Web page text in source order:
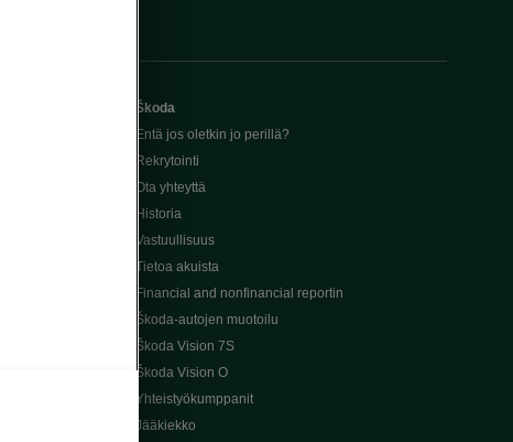
Škoda
Entä jos oletkin jo perillä?
Rekrytointi
Ota yhteyttä
Historia
Vastuullisuus
Tietoa akuista
Financial and nonfinancial reportin
Škoda-autojen muotoilu
Škoda Vision 7S
Škoda Vision O
Yhteistyökumppanit
Jääkiekko